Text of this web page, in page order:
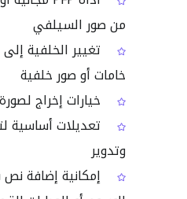
من صور السيلفي
تغيير الخلفية إلى
خامات أو صور خلفية
خيارات إخراج
تعديلات أساسية
وتدوير
إمكانية إضافة